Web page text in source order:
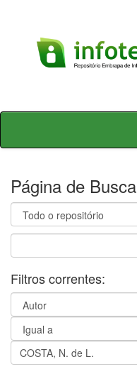
Skip
Página de Busca
Filtros correntes: